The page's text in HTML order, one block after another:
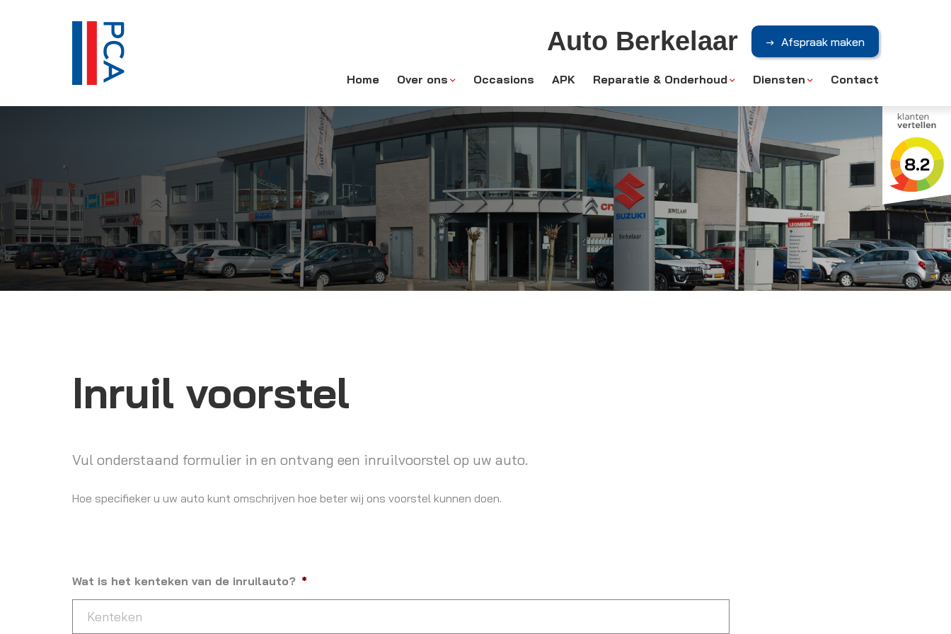
Auto Berkelaar Afspraak maken
Home Over ons Occasions APK Reparatie & Onderhoud Diensten Contact
8.2
Inruil voorstel
Vul onderstaand formulier in en ontvang een inruilvoorstel op uw auto.
Hoe specifieker u uw auto kunt omschrijven hoe beter wij ons voorstel kunnen doen.
Wat is het kenteken van de inruilauto? *